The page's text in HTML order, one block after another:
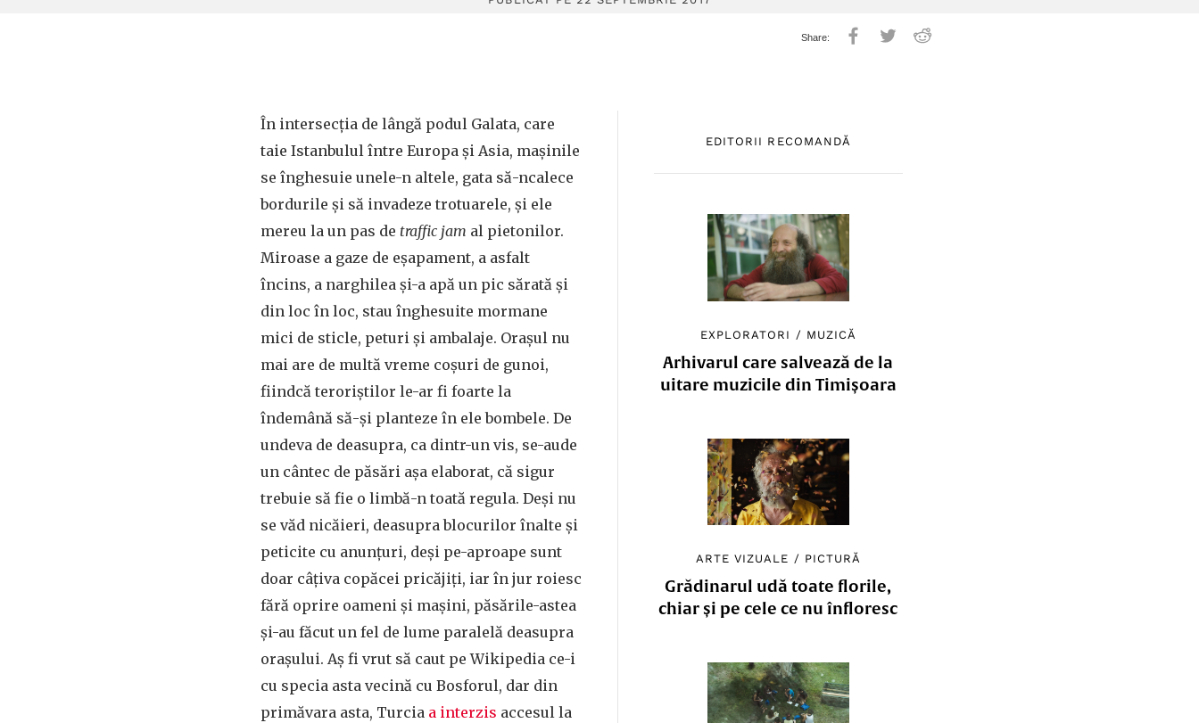
EDITORII RECOMANDĂ
EXPLORATORI / MUZICĂ
Arhivarul care salvează de la
uitare muzicile din Timișoara
ARTE VIZUALE / PICTURĂ
Grădinarul udă toate florile,
chiar și pe cele ce nu înfloresc
În intersecția de lângă podul Galata, care
taie Istanbulul între Europa și Asia, mașinile
se înghesuie unele-n altele, gata să-ncalece
bordurile și să invadeze trotuarele, și ele
mereu la un pas de traffic jam al pietonilor.
Miroase a gaze de eșapament, a asfalt
încins, a narghilea și-a apă un pic sărată și
din loc în loc, stau înghesuite mormane
mici de sticle, peturi și ambalaje. Orașul nu
mai are de multă vreme coșuri de gunoi,
fiindcă teroriștilor le-ar fi foarte la
îndemână să-și planteze în ele bombele. De
undeva de deasupra, ca dintr-un vis, se-aude
un cântec de păsări așa elaborat, că sigur
trebuie să fie o limbă-n toată regula. Deși nu
se văd nicăieri, deasupra blocurilor înalte și
peticite cu anunțuri, deși pe-aproape sunt
doar câțiva copăcei pricăjiți, iar în jur roiesc
fără oprire oameni și mașini, păsările-astea
și-au făcut un fel de lume paralelă deasupra
orașului. Aș fi vrut să caut pe Wikipedia ce-i
cu specia asta vecină cu Bosforul, dar din
primăvara asta, Turcia a interzis accesul la